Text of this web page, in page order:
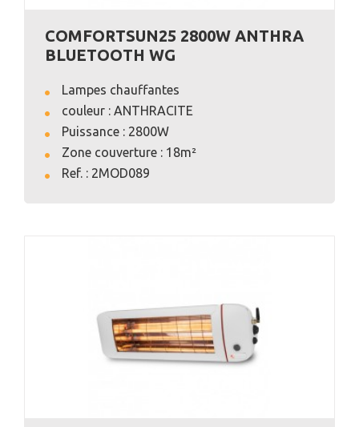
VOIR L'ANNONCE
COMFORTSUN25 2800W ANTHRA
BLUETOOTH WG
Lampes chauffantes
couleur : ANTHRACITE
Puissance : 2800W
Zone couverture : 18m²
Ref. : 2MOD089